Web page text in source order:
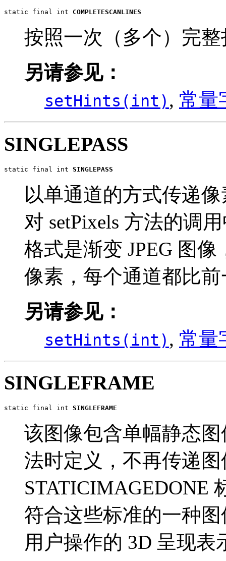
static final int COMPLETESCANLINES
按照一次（多个）完
另请参见：
setHints(int) , 常量
SINGLEPASS
static final int SINGLEPASS
以单通道的方式传递
对 setPixels 方法的调
格式是渐变 JPEG 图
像素，每个通道都比
另请参见：
setHints(int) , 常量
SINGLEFRAME
static final int SINGLEFRAME
该图像包含单幅静态图
法时定义，不再传递
STATICIMAGEDONE
符合这些标准的一种
用户操作的 3D 呈现